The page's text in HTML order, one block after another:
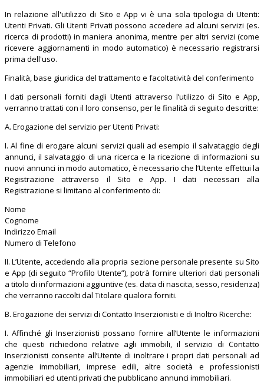
In relazione all'utilizzo di Sito e App vi è una sola tipologia di Utenti:
Utenti Privati. Gli Utenti Privati possono accedere ad alcuni servizi (es.
ricerca di prodotti) in maniera anonima, mentre per altri servizi (come
ricevere aggiornamenti in modo automatico) è necessario registrarsi
prima dell'uso.
Finalità, base giuridica del trattamento e facoltatività del conferimento
I dati personali forniti dagli Utenti attraverso l’utilizzo di Sito e App,
verranno trattati con il loro consenso, per le finalità di seguito descritte:
A. Erogazione del servizio per Utenti Privati:
I. Al fine di erogare alcuni servizi quali ad esempio il salvataggio degli
annunci, il salvataggio di una ricerca e la ricezione di informazioni su
nuovi annunci in modo automatico, è necessario che l’Utente effettui la
Registrazione attraverso il Sito e App. I dati necessari alla
Registrazione si limitano al conferimento di:
Nome
Cognome
Indirizzo Email
Numero di Telefono
II. L’Utente, accedendo alla propria sezione personale presente su Sito
e App (di seguito “Profilo Utente”), potrà fornire ulteriori dati personali
a titolo di informazioni aggiuntive (es. data di nascita, sesso, residenza)
che verranno raccolti dal Titolare qualora forniti.
B. Erogazione dei servizi di Contatto Inserzionisti e di Inoltro Ricerche:
I. Affinché gli Inserzionisti possano fornire all’Utente le informazioni
che questi richiedono relative agli immobili, il servizio di Contatto
Inserzionisti consente all’Utente di inoltrare i propri dati personali ad
agenzie immobiliari, imprese edili, altre società e professionisti
immobiliari ed utenti privati che pubblicano annunci immobiliari.